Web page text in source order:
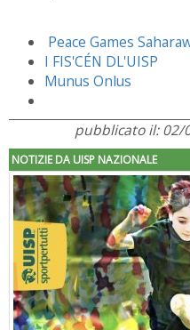
Peace Games
I FIS'CÉN DL'UISP
Munus Onlus
pubblicato il: 02/
NOTIZIE DA UISP NAZIONALE